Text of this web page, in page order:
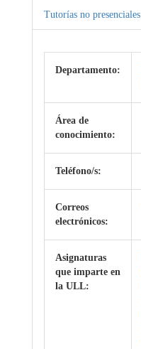
Tutorías no presenciales
Departamento:
Área de
conocimiento:
Teléfono/s:
Correos
electrónicos:
Asignaturas
que imparte en
la ULL: